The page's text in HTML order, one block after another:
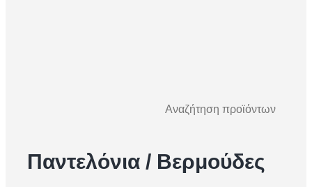
Παντελόνια / Βερμούδες